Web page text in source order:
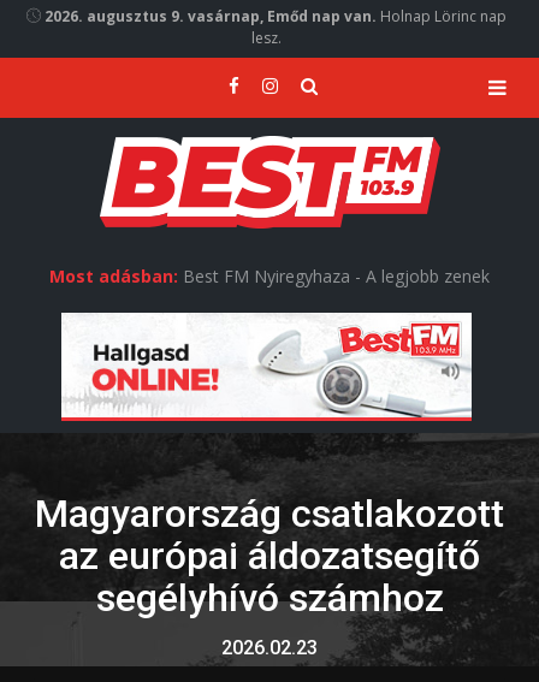
2026. augusztus 9. vasárnap, Emőd nap van. Holnap Lörinc nap
lesz.
Most adásban: Best FM Nyiregyhaza - A legjobb zenek
Magyarország csatlakozott
az európai áldozatsegítő
segélyhívó számhoz
2026.02.23